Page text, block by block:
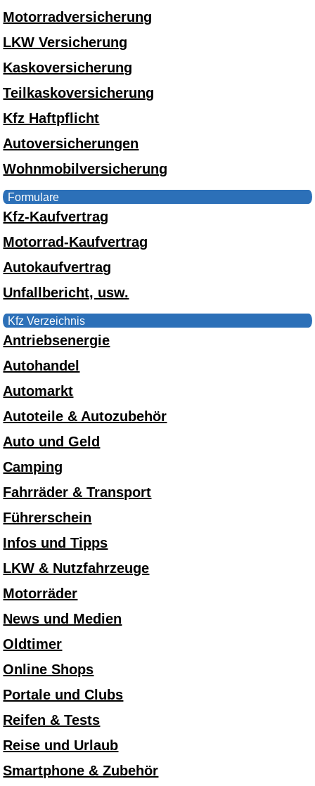
Motorradversicherung
LKW Versicherung
Kaskoversicherung
Teilkaskoversicherung
Kfz Haftpflicht
Autoversicherungen
Wohnmobilversicherung
Formulare
Kfz-Kaufvertrag
Motorrad-Kaufvertrag
Autokaufvertrag
Unfallbericht, usw.
Kfz Verzeichnis
Antriebsenergie
Autohandel
Automarkt
Autoteile & Autozubehör
Auto und Geld
Camping
Fahrräder & Transport
Führerschein
Infos und Tipps
LKW & Nutzfahrzeuge
Motorräder
News und Medien
Oldtimer
Online Shops
Portale und Clubs
Reifen & Tests
Reise und Urlaub
Smartphone & Zubehör